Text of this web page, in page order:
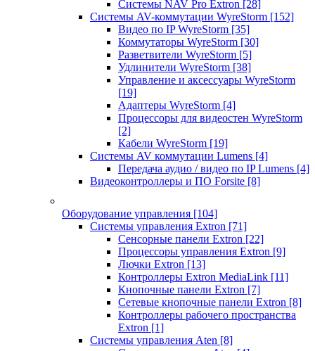
Системы NAV Pro Extron [28]
Системы AV-коммутации WyreStorm [152]
Видео по IP WyreStorm [35]
Коммутаторы WyreStorm [30]
Разветвители WyreStorm [5]
Удлинители WyreStorm [38]
Управление и аксессуары WyreStorm
[19]
Адаптеры WyreStorm [4]
Процессоры для видеостен WyreStorm
[2]
Кабели WyreStorm [19]
Системы AV коммутации Lumens [4]
Передача аудио / видео по IP Lumens [4]
Видеоконтроллеры и ПО Forsite [8]
Оборудование управления [104]
Системы управления Extron [71]
Сенсорные панели Extron [22]
Процессоры управления Extron [9]
Лючки Extron [13]
Контроллеры Extron MediaLink [11]
Кнопочные панели Extron [7]
Сетевые кнопочные панели Extron [8]
Контроллеры рабочего пространства
Extron [1]
Системы управления Aten [8]